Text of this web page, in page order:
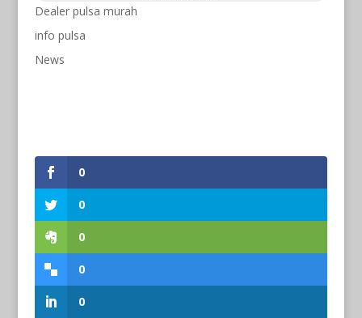
Dealer pulsa murah
info pulsa
News
0
0
0
0
0